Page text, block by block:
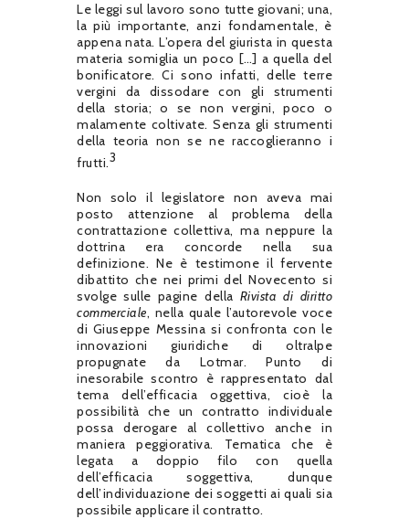
Le leggi sul lavoro sono tutte giovani; una,
la più importante, anzi fondamentale, è
appena nata. L’opera del giurista in questa
materia somiglia un poco […] a quella del
bonificatore. Ci sono infatti, delle terre
vergini da dissodare con gli strumenti
della storia; o se non vergini, poco o
malamente coltivate. Senza gli strumenti
della teoria non se ne raccoglieranno i
frutti.3
Non solo il legislatore non aveva mai
posto attenzione al problema della
contrattazione collettiva, ma neppure la
dottrina era concorde nella sua
definizione. Ne è testimone il fervente
dibattito che nei primi del Novecento si
svolge sulle pagine della Rivista di diritto
commerciale, nella quale l’autorevole voce
di Giuseppe Messina si confronta con le
innovazioni giuridiche di oltralpe
propugnate da Lotmar. Punto di
inesorabile scontro è rappresentato dal
tema dell’efficacia oggettiva, cioè la
possibilità che un contratto individuale
possa derogare al collettivo anche in
maniera peggiorativa. Tematica che è
legata a doppio filo con quella
dell’efficacia soggettiva, dunque
dell’individuazione dei soggetti ai quali sia
possibile applicare il contratto.